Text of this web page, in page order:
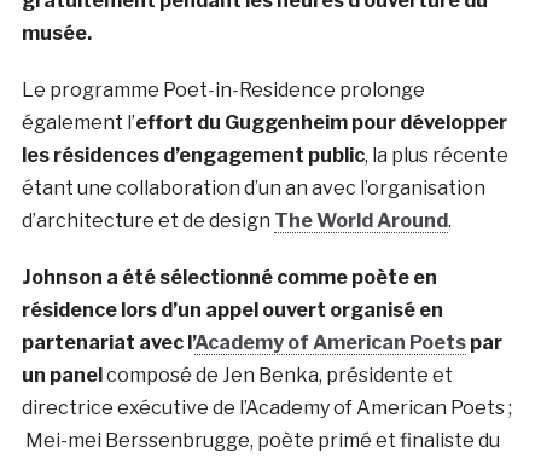
musée.
Le programme Poet-in-Residence prolonge
également l’effort du Guggenheim pour développer
les résidences d’engagement public, la plus récente
étant une collaboration d’un an avec l’organisation
d’architecture et de design The World Around.
Johnson a été sélectionné comme poète en
résidence lors d’un appel ouvert organisé en
partenariat avec l’Academy of American Poetspar
un panelcomposé de Jen Benka, présidente et
directrice exécutive de l’Academy of American Poets ;
Mei-mei Berssenbrugge, poète primé et finaliste du